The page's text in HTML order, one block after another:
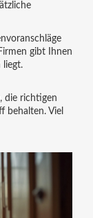
gibt Ihnen
liegt.
die richtigen
behalten. Viel